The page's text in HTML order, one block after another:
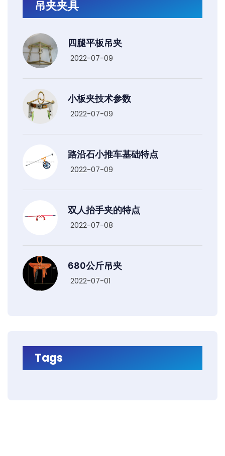
吊夹夹具
四腿平板吊夹
2022-07-09
小板夹技术参数
2022-07-09
路沿石小推车基础特点
2022-07-09
双人抬手夹的特点
2022-07-08
680公斤吊夹
2022-07-01
Tags